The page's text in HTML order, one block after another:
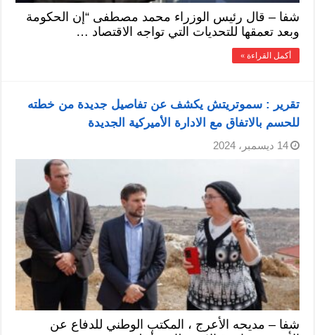
شفا – قال رئيس الوزراء محمد مصطفى “إن الحكومة
وبعد تعمقها للتحديات التي تواجه الاقتصاد …
أكمل القراءة »
تقرير : سموتريتش يكشف عن تفاصيل جديدة من خطته
للحسم بالاتفاق مع الادارة الأميركية الجديدة
14 ديسمبر، 2024
شفا – مديحه الأعرج ، المكتب الوطني للدفاع عن